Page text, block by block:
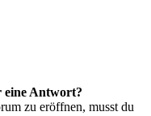
eine Antwort?
zu eröffnen, musst du